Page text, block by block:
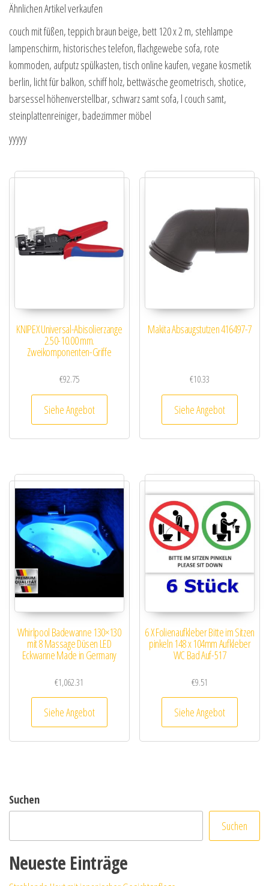
Ähnlichen Artikel verkaufen
couch mit füßen, teppich braun beige, bett 120 x 2 m, stehlampe
lampenschirm, historisches telefon, flachgewebe sofa, rote
kommoden, aufputz spülkasten, tisch online kaufen, vegane kosmetik
berlin, licht für balkon, schiff holz, bettwäsche geometrisch, shotice,
barsessel höhenverstellbar, schwarz samt sofa, l couch samt,
steinplattenreiniger, badezimmer möbel
yyyyy
KNIPEX Universal-Abisolierzange
2.50-10.00 mm.
Zweikomponenten-Griffe
€92.75
Siehe Angebot
Makita Absaugstutzen 416497-7
€10.33
Siehe Angebot
Whirlpool Badewanne 130×130
mit 8 Massage Düsen LED
Eckwanne Made in Germany
€1,062.31
Siehe Angebot
6 X Folienaufkleber Bitte im Sitzen
pinkeln 148 x 104mm Aufkleber
WC Bad Auf-517
€9.51
Siehe Angebot
Suchen
Suchen
Neueste Einträge